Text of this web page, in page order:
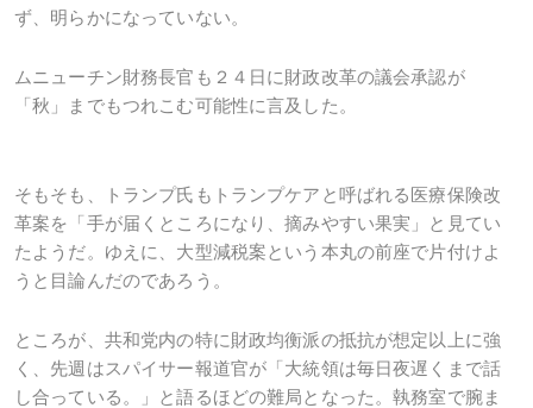
ず、明らかになっていない。
ムニューチン財務長官も２４日に財政改革の議会承認が
「秋」までもつれこむ可能性に言及した。
そもそも、トランプ氏もトランプケアと呼ばれる医療保険改
革案を「手が届くところになり、摘みやすい果実」と見てい
たようだ。ゆえに、大型減税案という本丸の前座で片付けよ
うと目論んだのであろう。
ところが、共和党内の特に財政均衡派の抵抗が想定以上に強
く、先週はスパイサー報道官が「大統領は毎日夜遅くまで話
し合っている。」と語るほどの難局となった。執務室で腕ま